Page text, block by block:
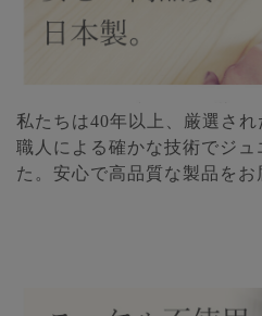
私たちは40年以上、厳選さ
職人による確かな技術でジュ
た。安心で高品質な製品をお